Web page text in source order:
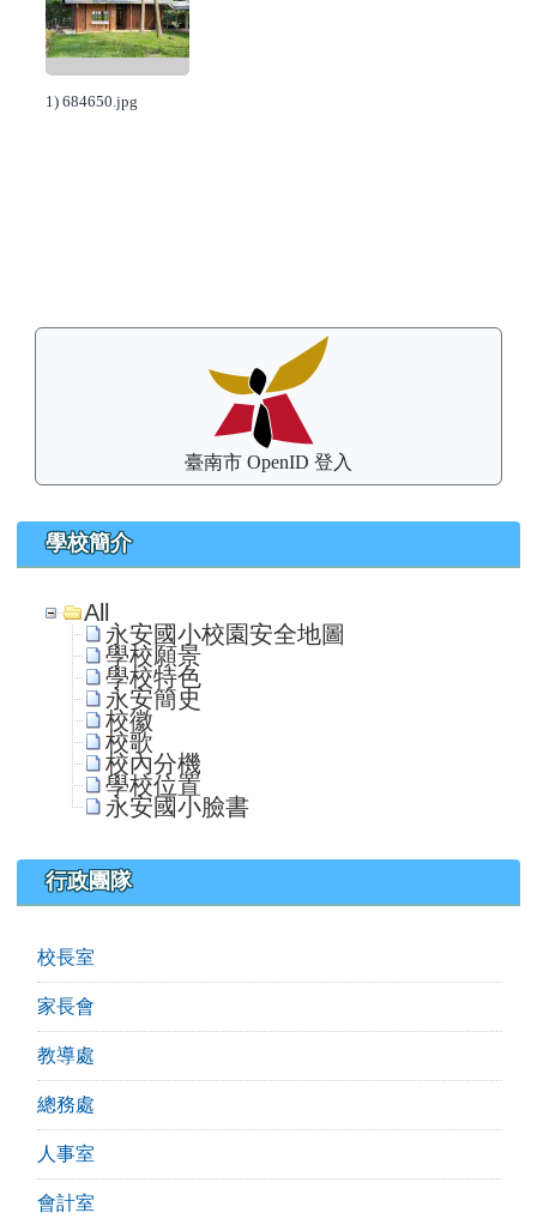
1) 684650.jpg
左邊區域內容
臺南市 OpenID 登入
學校簡介
All
永安國小校園安全地圖
學校願景
學校特色
永安簡史
校徽
校歌
校內分機
學校位置
永安國小臉書
行政團隊
校長室
家長會
教導處
總務處
人事室
會計室